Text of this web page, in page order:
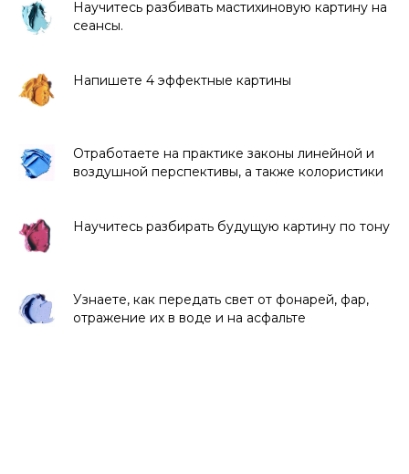
Научитесь разбивать мастихиновую картину на
сеансы.
Напишете 4 эффектные картины
Отработаете на практике законы линейной и
воздушной перспективы, а также колористики
Научитесь разбирать будущую картину по тону
Узнаете, как передать свет от фонарей, фар,
отражение их в воде и на асфальте